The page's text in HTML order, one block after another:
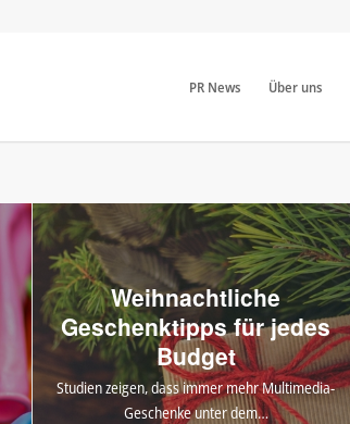
PR News Über uns
Weihnachtliche
Geschenktipps für jedes
Budget
Studien zeigen, dass immer mehr Multimedia-
Geschenke unter dem…